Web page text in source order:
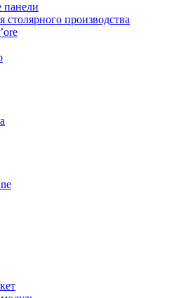
панели
столярного производства